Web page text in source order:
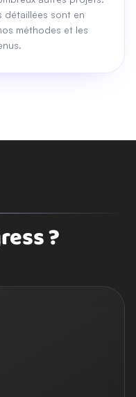
détaillées sont en
méthodes et les
?